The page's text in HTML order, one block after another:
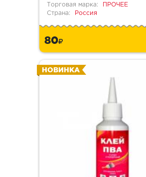
Торговая марка:
ПРОЧЕЕ
Страна:
Россия
80
НОВИНКА